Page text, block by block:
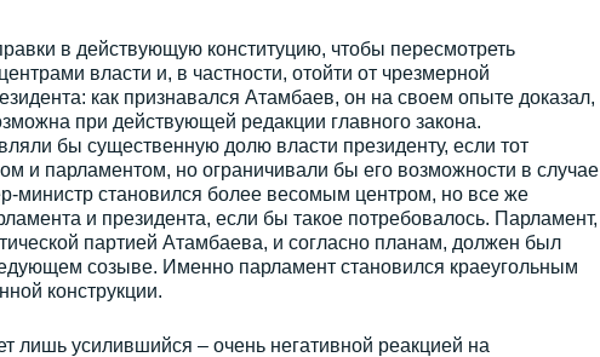
в действующую конституцию, чтобы пересмотреть
власти и, в частности, отойти от чрезмерной
как признавался Атамбаев, он на своем опыте доказал,
при действующей редакции главного закона.
бы существенную долю власти президенту, если тот
и парламентом, но ограничивали бы его возможности в случае
министр становился более весомым центром, но все же
и президента, если бы такое потребовалось. Парламент,
партией Атамбаева, и согласно планам, должен был
созыве. Именно парламент становился краеугольным
конструкции.
лишь усилившийся – очень негативной реакцией на